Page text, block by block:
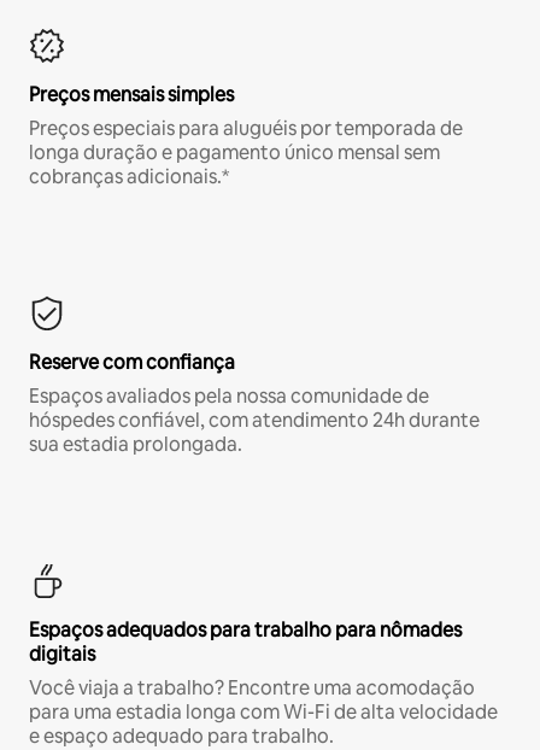
Preços mensais simples
Preços especiais para aluguéis por temporada de
longa duração e pagamento único mensal sem
cobranças adicionais.*
Reserve com confiança
Espaços avaliados pela nossa comunidade de
hóspedes confiável, com atendimento 24h durante
sua estadia prolongada.
Espaços adequados para trabalho para nômades
digitais
Você viaja a trabalho? Encontre uma acomodação
para uma estadia longa com Wi-Fi de alta velocidade
e espaço adequado para trabalho.